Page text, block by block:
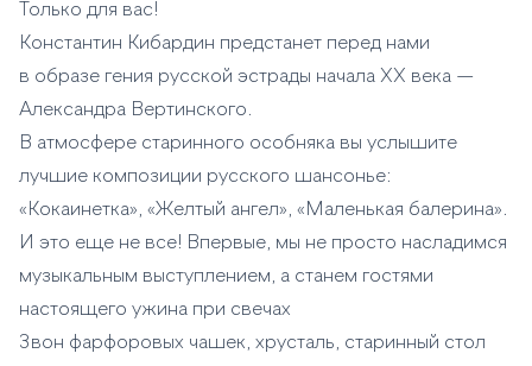
Только для вас!
Константин Кибардин предстанет перед нами
в образе гения русской эстрады начала XX века —
Александра Вертинского.
В атмосфере старинного особняка вы услышите
лучшие композиции русского шансонье:
«Кокаинетка», «Желтый ангел», «Маленькая балерина».
И это еще не все! Впервые, мы не просто насладимся
музыкальным выступлением, а станем гостями
настоящего ужина при свечах
Звон фарфоровых чашек, хрусталь, старинный стол